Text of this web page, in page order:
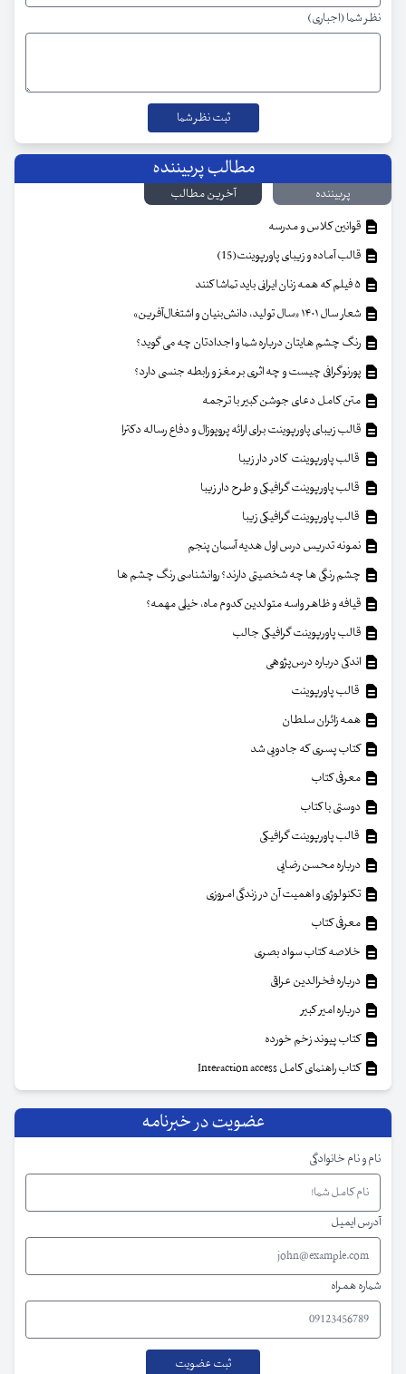
نظر شما (اجباری)
مطالب پربیننده
پربیننده
آخرین مطالب
قوانین کلاس و مدرسه
قالب آماده و زیبای پاورپوینت(15)
شعار سال ۱۴۰۱ «سال تولید، دانش‌بنیان و اشتغال‌آفرین»
رنگ چشم هایتان درباره شما و اجدادتان چه می گوید؟
پورنوگرافی چیست و چه اثری بر مغز و رابطه جنسی دارد؟
متن کامل دعای جوشن کبیر با ترجمه
قالب زیبای پاورپوینت برای ارائه پروپوزال و دفاع رساله دکترا
قالب پاورپوینت کادر دار زیبا
قالب پاورپوینت گرافیکی و طرح دار زیبا
قالب پاورپوینت گرافیکی زیبا
نمونه تدریس درس اول هدیه آسمان پنجم
چشم رنگی ها چه شخصیتی دارند؟ روانشناسی رنگ چشم ها
قیافه و ظاهر واسه متولدین کدوم ماه، خیلی مهمه؟
قالب پاورپوینت گرافیکی جالب
اندکی درباره درس‌پژوهی
قالب پاورپوینت
همه زائران سلطان
کتاب پسری که جادویی شد
معرفی کتاب
دوستی با کتاب
قالب پاورپوینت گرافیکی
درباره محسن رضایی
تکنولوژی و اهمیت آن در زندگی امروزی
معرفی کتاب
خلاصه کتاب سواد بصری
درباره فخرالدین عراقی
درباره امیر کبیر
کتاب پیوند زخم خورده
کتاب راهنمای کامل Interaction access
عضویت در خبرنامه
نام و نام خانوادگی
آدرس ایمیل
شماره همراه